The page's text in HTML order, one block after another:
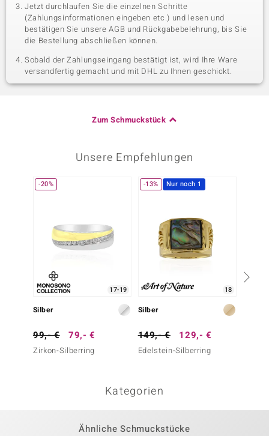
Jetzt durchlaufen Sie die einzelnen Schritte
(Zahlungsinformationen eingeben etc.) und lesen und
bestätigen Sie unsere AGB und Rückgabebelehrung, bis Sie
die Bestellung abschließen können.
Sobald der Zahlungseingang bestätigt ist, wird Ihre Ware
versandfertig gemacht und mit DHL zu Ihnen geschickt.
Zum Schmuckstück
Unsere Empfehlungen
-20%
17-19
Silber
99,- € 79,- €
Zirkon-Silberring
-13% Nur noch 1
18
Silber
149,- € 129,- €
Edelstein-Silberring
Kategorien
Ähnliche Schmuckstücke